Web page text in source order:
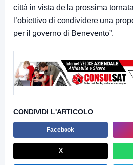
città in vista della prossima
l’obiettivo di condividere una
per il governo di Benevento”.
CONDIVIDI L'ARTICOLO
Facebook
X